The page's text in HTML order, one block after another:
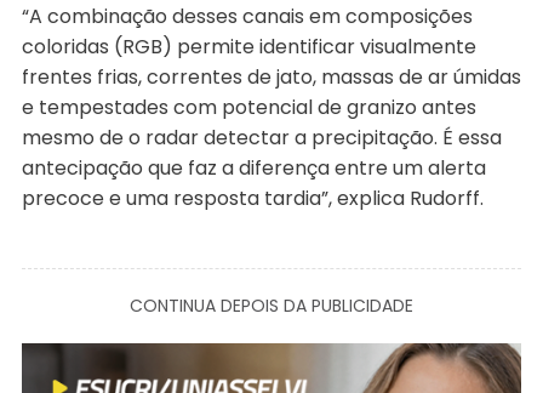
“A combinação desses canais em composições
coloridas (RGB) permite identificar visualmente
frentes frias, correntes de jato, massas de ar úmidas
e tempestades com potencial de granizo antes
mesmo de o radar detectar a precipitação. É essa
antecipação que faz a diferença entre um alerta
precoce e uma resposta tardia”, explica Rudorff.
CONTINUA DEPOIS DA PUBLICIDADE